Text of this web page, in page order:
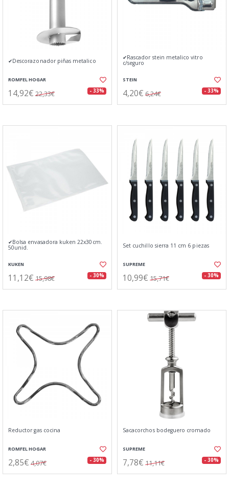
✔Descorazonador piñas metalico
ROMFEL HOGAR
14,92€ 22,33€ - 33%
✔Rascador stein metalico vitro
c/seguro
STEIN
4,20€ 6,24€ - 33%
✔Bolsa envasadora kuken 22x30cm.
50unid.
KUKEN
11,12€ 15,98€ - 30%
Set cuchillo sierra 11 cm 6 piezas
SUPREME
10,99€ 15,71€ - 30%
Reductor gas cocina
ROMFEL HOGAR
2,85€ 4,07€ - 30%
Sacacorchos bodeguero cromado
SUPREME
7,78€ 11,11€ - 30%